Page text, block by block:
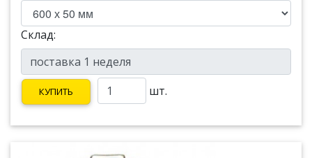
Склад:
КУПИТЬ шт.